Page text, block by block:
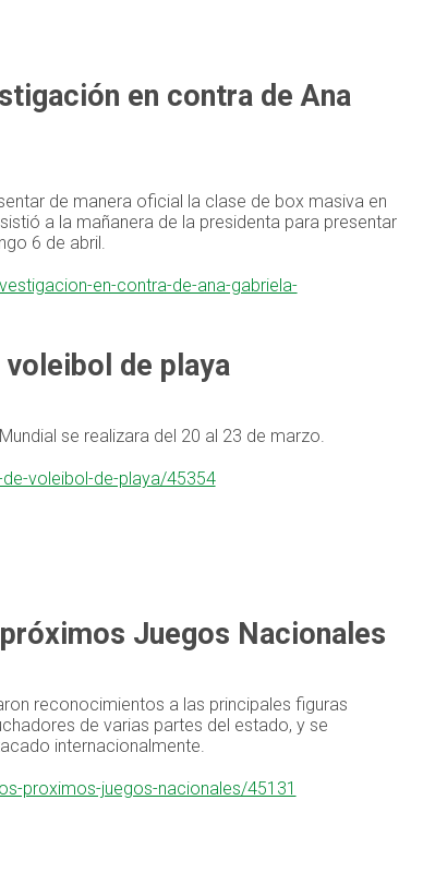
en contra de Ana
de manera oficial la clase de box masiva en
a la mañanera de la presidenta para presentar
6 de abril.
en-contra-de-ana-gabriela-
de playa
se realizara del 20 al 23 de marzo.
voleibol-de-playa/45354
Juegos Nacionales
reconocimientos a las principales figuras
de varias partes del estado, y se
internacionalmente.
proximos-juegos-nacionales/45131